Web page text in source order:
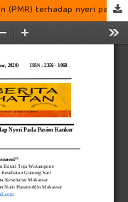
Efektifitas progressive muscle relaxation (PMR) terhadap nyeri pada pasien kanker payudara